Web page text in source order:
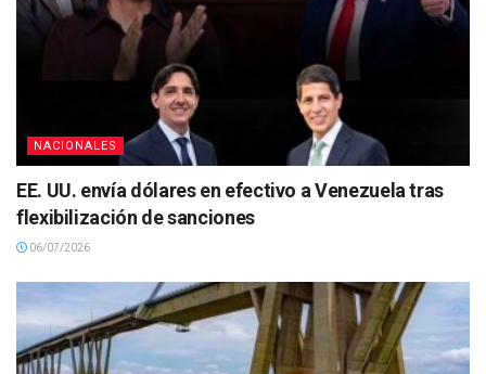
NACIONALES
EE. UU. envía dólares en efectivo a Venezuela tras
flexibilización de sanciones
06/07/2026